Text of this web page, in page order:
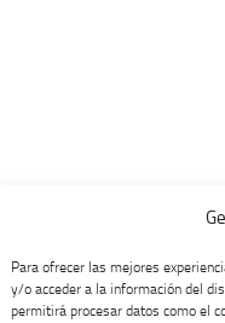
Para ofrecer las mejores
y/o acceder a la información del
permitirá procesar datos como el